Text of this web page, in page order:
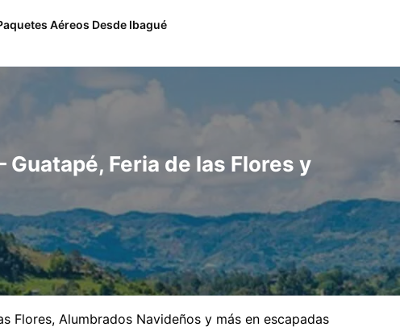
Aéreos Desde Ibagué
Feria de las Flores y
Flores, Alumbrados Navideños y más en escapadas